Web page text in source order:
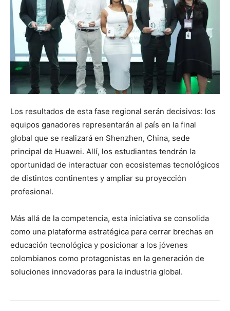
Los resultados de esta fase regional serán decisivos: los
equipos ganadores representarán al país en la final
global que se realizará en Shenzhen, China, sede
principal de Huawei. Allí, los estudiantes tendrán la
oportunidad de interactuar con ecosistemas tecnológicos
de distintos continentes y ampliar su proyección
profesional.
Más allá de la competencia, esta iniciativa se consolida
como una plataforma estratégica para cerrar brechas en
educación tecnológica y posicionar a los jóvenes
colombianos como protagonistas en la generación de
soluciones innovadoras para la industria global.